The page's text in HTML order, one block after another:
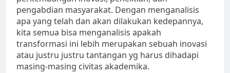
pengabdian masyarakat. Dengan menganalisis
apa yang telah dan akan dilakukan kedepannya,
kita semua bisa menganalisis apakah
transformasi ini lebih merupakan sebuah inovasi
atau justru justru tantangan yg harus dihadapi
masing-masing civitas akademika.